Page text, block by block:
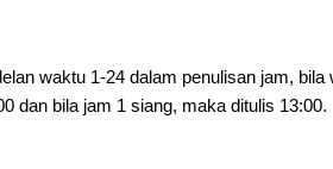
waktu 1-24 dalam penulisan jam, bila
dan bila jam 1 siang, maka ditulis 13:00.